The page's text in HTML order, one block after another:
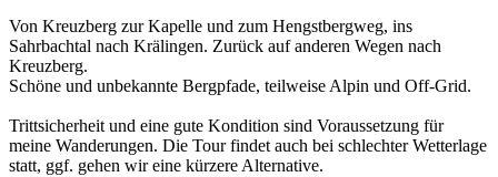
Von Kreuzberg zur Kapelle und zum Hengstbergweg, ins
Sahrbachtal nach Krälingen. Zurück auf anderen Wegen nach
Kreuzberg.
Schöne und unbekannte Bergpfade, teilweise Alpin und Off-Grid.
Trittsicherheit und eine gute Kondition sind Voraussetzung für
meine Wanderungen. Die Tour findet auch bei schlechter Wetterlage
statt, ggf. gehen wir eine kürzere Alternative.